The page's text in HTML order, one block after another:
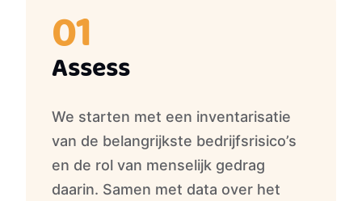
01
Assess
We starten met een inventarisatie
van de belangrijkste bedrijfsrisico’s
en de rol van menselijk gedrag
daarin. Samen met data over het
02
Educate
Op basis daarvan realiseren we
vervolgens samen een security
awareness curriculum op maat.
Daarin worden voor elke doelgroep
03
Direct
Doordat Bright® gedragsrisico’s
inzichtelijk maakt door middel van
data, sturen we tijdig en doelgericht
bij. Onacceptabel rest-risico wordt
04
Sustain
We werken samen met andere
onderdelen van de organisatie om
een duurzame cultuur van
cyberveilig gedrag te creëren. Op